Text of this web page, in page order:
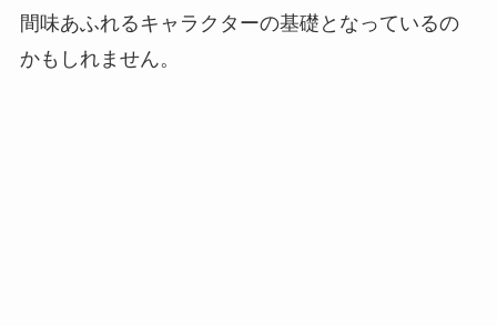
間味あふれるキャラクターの基礎となっているの
かもしれません。